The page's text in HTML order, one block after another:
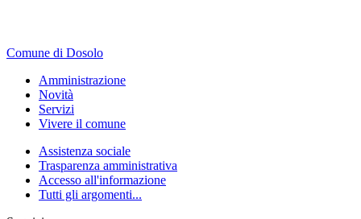
Comune di Dosolo
Amministrazione
Novità
Servizi
Vivere il comune
Assistenza sociale
Trasparenza amministrativa
Accesso all'informazione
Tutti gli argomenti...